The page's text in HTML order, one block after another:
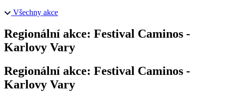
Všechny akce
Regionální akce: Festival Caminos -
Karlovy Vary
Regionální akce: Festival Caminos -
Karlovy Vary